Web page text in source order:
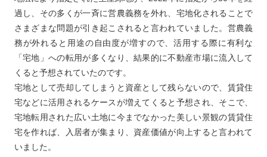
過し、その多くが一斉に営農義務を外れ、宅地化されることで
さまざまな問題が引き起こされると言われていました。営農義
務が外れると用途の自由度が増すので、活用する際に有利な
「宅地」への転用が多くなり、結果的に不動産市場に流入して
くると予想されていたのです。
宅地として売却してしまうと資産として残らないので、賃貸住
宅などに活用されるケースが増えてくると予想され、そこで、
宅地転用された広い土地に今までなかった美しい景観の賃貸住
宅を作れば、入居者が集まり、資産価値が向上すると言われて
いました。